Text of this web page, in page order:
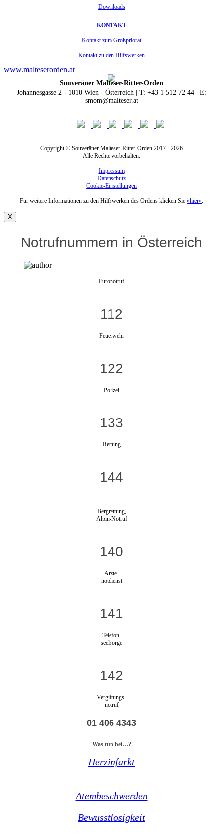
Downloads
KONTAKT
Kontakt zum Großpriorat
Kontakt zu den Hilfswerken
www.malteserorden.at
Souveräner Malteser-Ritter-Orden
Johannesgasse 2 - 1010 Wien - Österreich | T: +43 1 512 72 44 | E:
smom@malteser.at
Copyright © Souveräner Malteser-Ritter-Orden 2017 - 2026
Alle Rechte vorbehalten.
Impressum
Datenschutz
Cookie-Einstellungen
Für weitere Informationen zu den Hilfswerken des Ordens klicken Sie »hier«.
X
Notrufnummern in Österreich
Euronotruf
112
Feuerwehr
122
Polizei
133
Rettung
144
Bergrettung,
Alpin-Notruf
140
Ärzte-
notdienst
141
Telefon-
seelsorge
142
Vergiftungs-
notruf
01 406 4343
Was tun bei…?
Herzinfarkt
Atembeschwerden
Bewusstlosigkeit